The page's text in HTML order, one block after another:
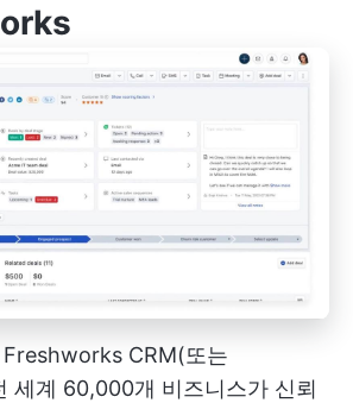
Freshworks CRM(또는
세계 60,000개 비즈니스가 신뢰